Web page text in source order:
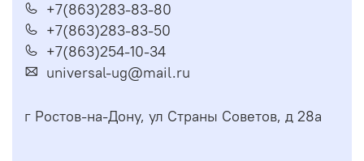
+7(863)283-83-80
+7(863)283-83-50
+7(863)254-10-34
universal-ug@mail.ru
г Ростов-на-Дону, ул Страны Советов, д 28а